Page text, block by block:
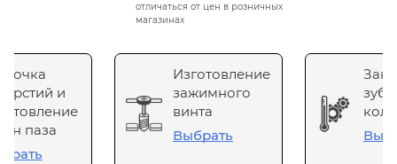
отличаться от цен в розничных
магазинах
и
паза
Изготовление
зажимного
винта
Выбрать